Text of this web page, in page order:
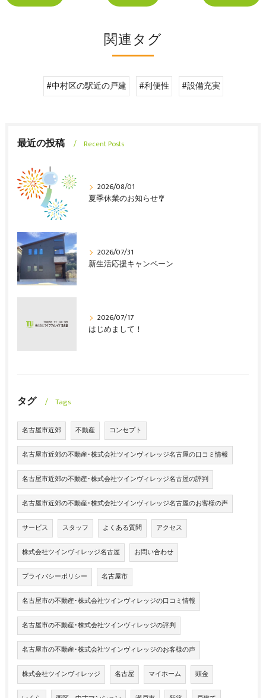
関連タグ
#中村区の駅近の戸建 #利便性 #設備充実
最近の投稿 Recent Posts
2026/08/01
夏季休業のお知らせ🎐
2026/07/31
新生活応援キャンペーン
2026/07/17
はじめまして！
タグ Tags
名古屋市近郊 不動産 コンセプト
名古屋市近郊の不動産･株式会社ツインヴィレッジ名古屋の口コミ情報
名古屋市近郊の不動産･株式会社ツインヴィレッジ名古屋の評判
名古屋市近郊の不動産･株式会社ツインヴィレッジ名古屋のお客様の声
サービス スタッフ よくある質問 アクセス
株式会社ツインヴィレッジ名古屋 お問い合わせ
プライバシーポリシー 名古屋市
名古屋市の不動産･株式会社ツインヴィレッジの口コミ情報
名古屋市の不動産･株式会社ツインヴィレッジの評判
名古屋市の不動産･株式会社ツインヴィレッジのお客様の声
株式会社ツインヴィレッジ 名古屋 マイホーム 頭金